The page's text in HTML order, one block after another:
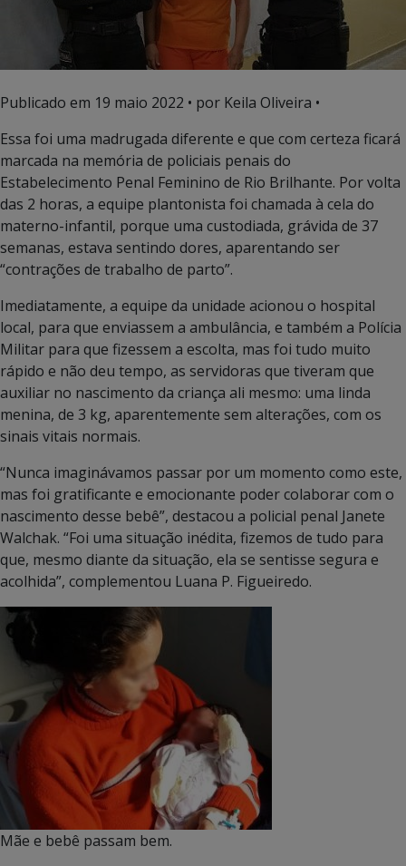
Publicado em 19 maio 2022 • por Keila Oliveira •
Essa foi uma madrugada diferente e que com certeza ficará
marcada na memória de policiais penais do
Estabelecimento Penal Feminino de Rio Brilhante. Por volta
das 2 horas, a equipe plantonista foi chamada à cela do
materno-infantil, porque uma custodiada, grávida de 37
semanas, estava sentindo dores, aparentando ser
“contrações de trabalho de parto”.
Imediatamente, a equipe da unidade acionou o hospital
local, para que enviassem a ambulância, e também a Polícia
Militar para que fizessem a escolta, mas foi tudo muito
rápido e não deu tempo, as servidoras que tiveram que
auxiliar no nascimento da criança ali mesmo: uma linda
menina, de 3 kg, aparentemente sem alterações, com os
sinais vitais normais.
“Nunca imaginávamos passar por um momento como este,
mas foi gratificante e emocionante poder colaborar com o
nascimento desse bebê”, destacou a policial penal Janete
Walchak. “Foi uma situação inédita, fizemos de tudo para
que, mesmo diante da situação, ela se sentisse segura e
acolhida”, complementou Luana P. Figueiredo.
Mãe e bebê passam bem.